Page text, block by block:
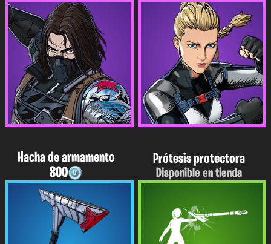
Hacha de armamento
800
Prótesis protectora
Disponible en tienda